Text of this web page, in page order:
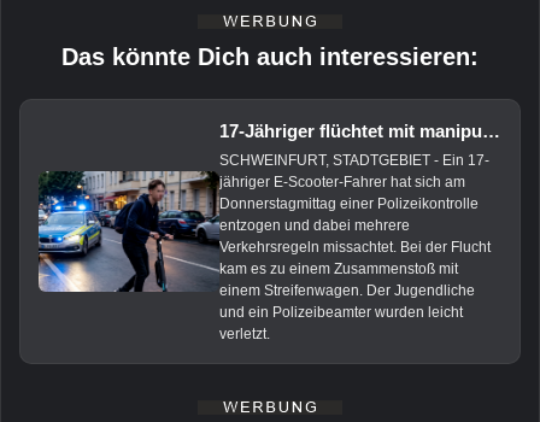
Das könnte Dich auch interessieren:
17-Jähriger flüchtet mit manipuliertem E-Scooter vor Polizei
SCHWEINFURT, STADTGEBIET - Ein 17-
jähriger E-Scooter-Fahrer hat sich am
Donnerstagmittag einer Polizeikontrolle
entzogen und dabei mehrere
Verkehrsregeln missachtet. Bei der Flucht
kam es zu einem Zusammenstoß mit
einem Streifenwagen. Der Jugendliche
und ein Polizeibeamter wurden leicht
verletzt.